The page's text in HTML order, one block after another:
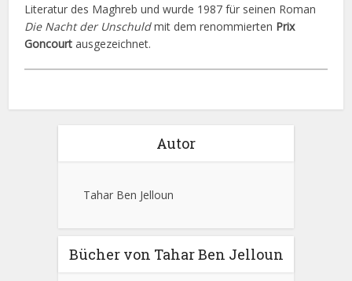
Literatur des Maghreb und wurde 1987 für seinen Roman
Die Nacht der Unschuldmit dem renommierten Prix
Goncourt ausgezeichnet.
Autor
Tahar Ben Jelloun
Bücher von Tahar Ben Jelloun